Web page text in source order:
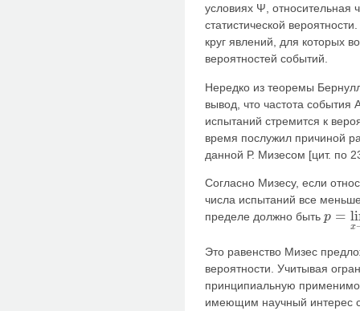
условиях Ψ, относительная
статистической
круг явлений, для которых
вероятностей событий.
Нередко из теоремы
вывод, что частота события
испытаний стремится к
время послужил причиной
данной Р. Мизесом [цит. по
Согласно Мизесу, если
числа испытаний все
пределе должно быть p =
x
p= lim x
Это равенство Мизес
вероятности. Учитывая
принципиальную
имеющим научный интерес